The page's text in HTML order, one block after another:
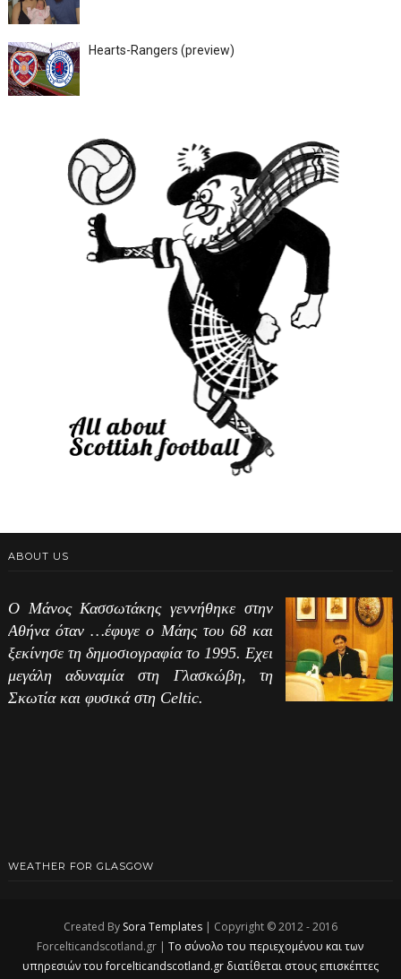
Hearts-Rangers (preview)
ABOUT US
Ο Μάνος Κασσωτάκης γεννήθηκε στην
Αθήνα όταν …έφυγε ο Μάης του 68 και
ξεκίνησε τη δημοσιογραφία το 1995. Εχει
μεγάλη αδυναμία στη Γλασκώβη, τη
Σκωτία και φυσικά στη Celtic.
WEATHER FOR GLASGOW
Created By Sora Templates| Copyright © 2012 - 2016
Forcelticandscotland.gr |Το σύνολο του περιεχομένου και των
υπηρεσιών του forcelticandscotland.gr διατίθεται στους επισκέπτες